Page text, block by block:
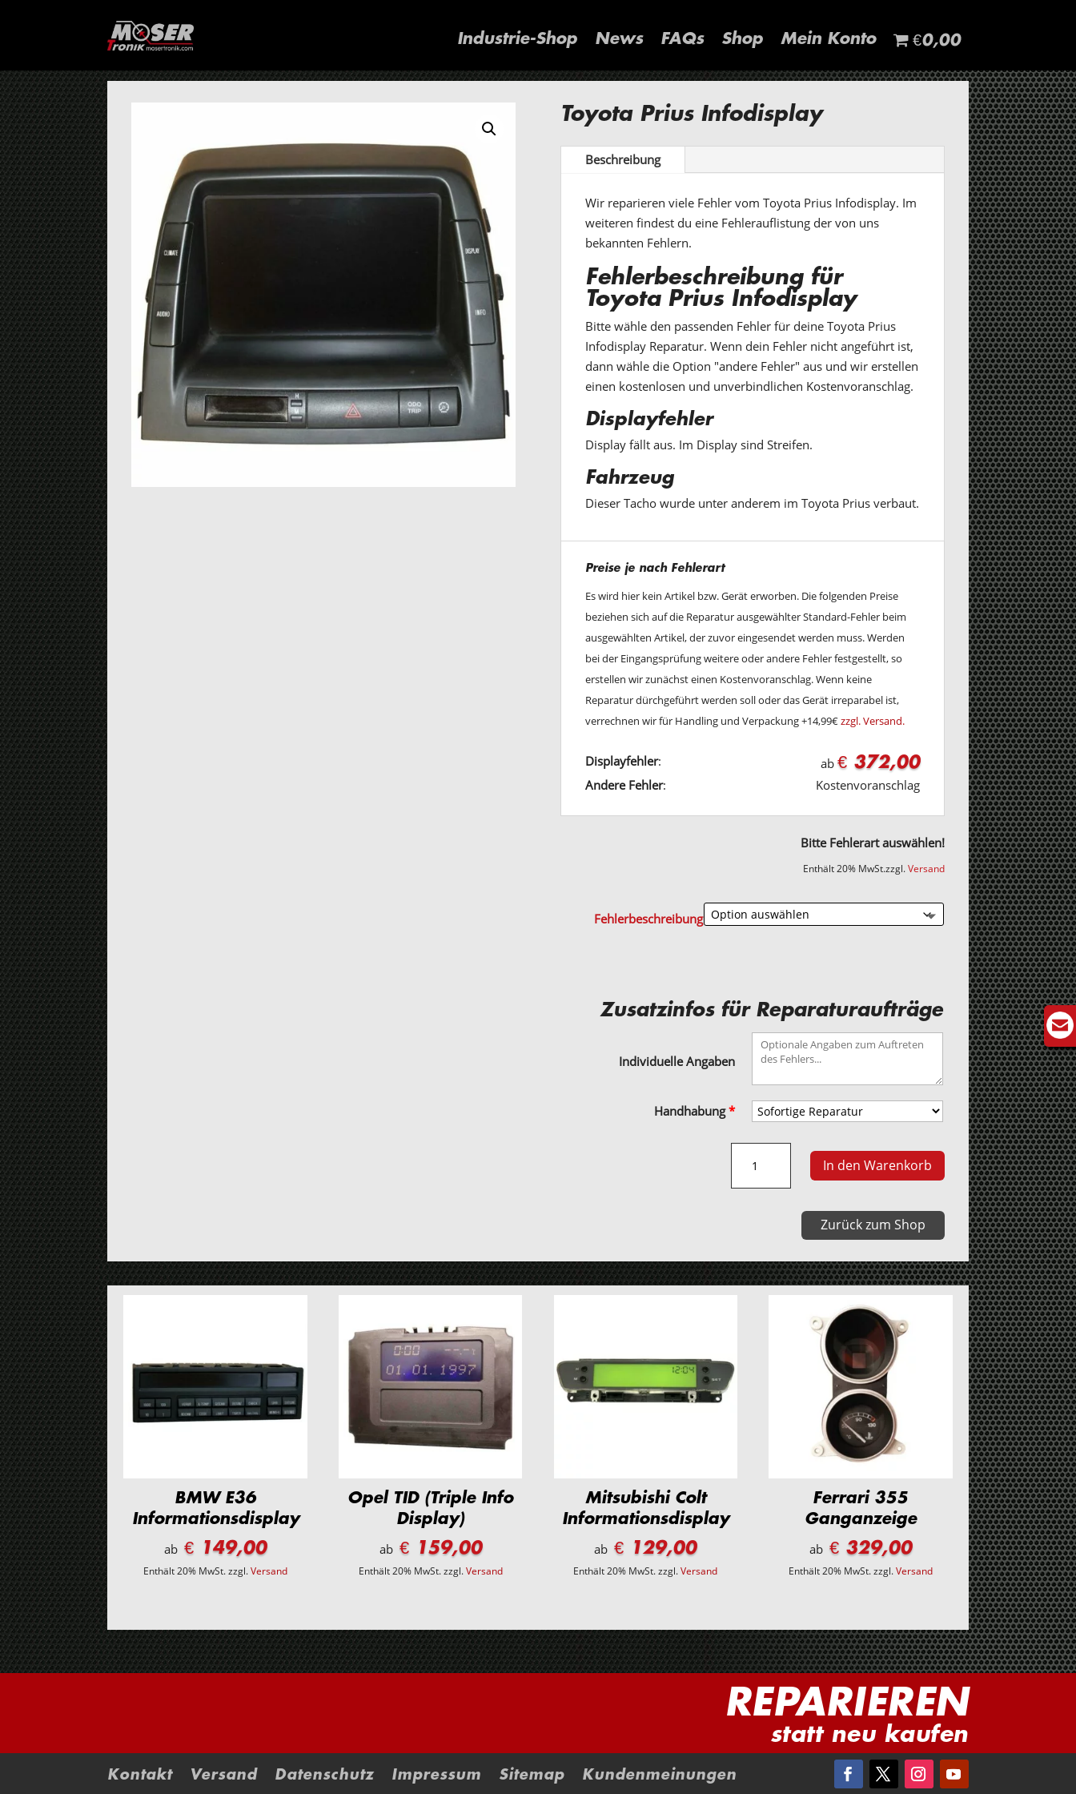
Industrie-Shop News FAQs Shop Mein Konto €0,00
Toyota Prius Infodisplay
Beschreibung
Wir reparieren viele Fehler vom Toyota Prius Infodisplay. Im
weiteren findest du eine Fehlerauflistung der von uns
bekannten Fehlern.
Fehlerbeschreibung für
Toyota Prius Infodisplay
Bitte wähle den passenden Fehler für deine Toyota Prius
Infodisplay Reparatur. Wenn dein Fehler nicht angeführt ist,
dann wähle die Option "andere Fehler" aus und wir erstellen
einen kostenlosen und unverbindlichen Kostenvoranschlag.
Displayfehler
Display fällt aus. Im Display sind Streifen.
Fahrzeug
Dieser Tacho wurde unter anderem im Toyota Prius verbaut.
Preise je nach Fehlerart
Es wird hier kein Artikel bzw. Gerät erworben. Die folgenden Preise
beziehen sich auf die Reparatur ausgewählter Standard-Fehler beim
ausgewählten Artikel, der zuvor eingesendet werden muss. Werden
bei der Eingangsprüfung weitere oder andere Fehler festgestellt, so
erstellen wir zunächst einen Kostenvoranschlag. Wenn keine
Reparatur dürchgeführt werden soll oder das Gerät irreparabel ist,
verrechnen wir für Handling und Verpackung +14,99€zzgl. Versand.
Displayfehler: ab € 372,00
Andere Fehler: Kostenvoranschlag
Bitte Fehlerart auswählen!
Enthält 20% MwSt.zzgl.Versand
Fehlerbeschreibung
Zusatzinfos für Reparaturaufträge
Individuelle Angaben
Handhabung*
Prius
Infodisplay
In den Warenkorb
Zurück zum Shop
BMW E36
Informationsdisplay
ab € 149,00
Enthält 20% MwSt.zzgl.Versand
Opel TID (Triple Info
Display)
ab€ 159,00
Enthält 20% MwSt.zzgl.Versand
Mitsubishi Colt
Informationsdisplay
ab € 129,00
Enthält 20% MwSt.zzgl.Versand
Ferrari 355
Ganganzeige
ab€ 329,00
Enthält 20% MwSt.zzgl.Versand
REPARIEREN
statt neu kaufen
Kontakt Versand Datenschutz Impressum Sitemap Kundenmeinungen